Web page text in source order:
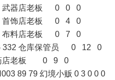
武器店老板 0 0 0
首饰店老板 0 4 0
布料店老板 0 7 0
332 仓库保管员 0 12 0
店老板 0 9 0
89 79 幻境小贩 0 3 0 0 0